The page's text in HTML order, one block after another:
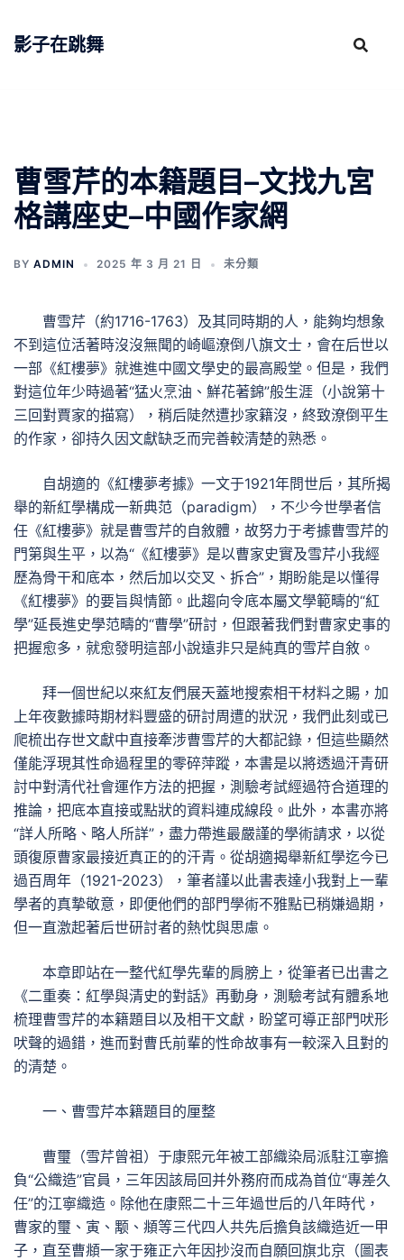
影子在跳舞
曹雪芹的本籍題目–文找九宮
格講座史–中國作家網
BY ADMIN 2025 年 3 月 21 日 未分類
曹雪芹（約1716-1763）及其同時期的人，能夠均想象
不到這位活著時沒沒無聞的崎嶇潦倒八旗文士，會在后世以
一部《紅樓夢》就進進中國文學史的最高殿堂。但是，我們
對這位年少時過著“猛火烹油、鮮花著錦”般生涯（小說第十
三回對賈家的描寫），稍后陡然遭抄家籍沒，終致潦倒平生
的作家，卻持久因文獻缺乏而完善較清楚的熟悉。
自胡適的《紅樓夢考據》一文于1921年問世后，其所揭
舉的新紅學構成一新典范（paradigm），不少今世學者信
任《紅樓夢》就是曹雪芹的自敘體，故努力于考據曹雪芹的
門第與生平，以為“《紅樓夢》是以曹家史實及雪芹小我經
歷為骨干和底本，然后加以交叉、拆合”，期盼能是以懂得
《紅樓夢》的要旨與情節。此趨向令底本屬文學範疇的“紅
學”延長進史學范疇的“曹學”研討，但跟著我們對曹家史事的
把握愈多，就愈發明這部小說遠非只是純真的雪芹自敘。
拜一個世紀以來紅友們展天蓋地搜索相干材料之賜，加
上年夜數據時期材料豐盛的研討周遭的狀況，我們此刻或已
爬梳出存世文獻中直接牽涉曹雪芹的大都記錄，但這些顯然
僅能浮現其性命過程里的零碎萍蹤，本書是以將透過汗青研
討中對清代社會運作方法的把握，測驗考試經過符合道理的
推論，把底本直接或點狀的資料連成線段。此外，本書亦將
“詳人所略、略人所詳”，盡力帶進最嚴謹的學術請求，以從
頭復原曹家最接近真正的的汗青。從胡適揭舉新紅學迄今已
過百周年（1921-2023），筆者謹以此書表達小我對上一輩
學者的真摯敬意，即便他們的部門學術不雅點已稍嫌過期，
但一直激起著后世研討者的熱忱與思慮。
本章即站在一整代紅學先輩的肩膀上，從筆者已出書之
《二重奏：紅學與清史的對話》再動身，測驗考試有體系地
梳理曹雪芹的本籍題目以及相干文獻，盼望可導正部門吠形
吠聲的過錯，進而對曹氏前輩的性命故事有一較深入且對的
的清楚。
一、曹雪芹本籍題目的厘整
曹璽（雪芹曾祖）于康熙元年被工部織染局派駐江寧擔
負“公織造”官員，三年因該局回并外務府而成為首位“專差久
任”的江寧織造。除他在康熙二十三年過世后的八年時代，
曹家的璽、寅、颙、頫等三代四人共先后擔負該織造近一甲
子，直至曹頫一家于雍正六年因抄沒而自願回旗北京（圖表